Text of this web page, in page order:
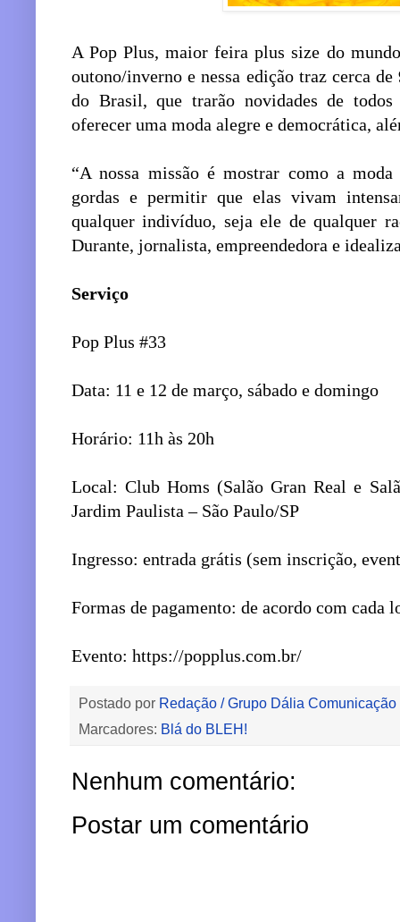
A Pop Plus, maior feira plus size do
outono/inverno e nessa edição traz cerca
do Brasil, que trarão novidades de
oferecer uma moda alegre e democrática,
“A nossa missão é mostrar como a
gordas e permitir que elas vivam
qualquer indivíduo, seja ele de qualquer
Durante, jornalista, empreendedora e
Serviço
Pop Plus #33
Data: 11 e 12 de março, sábado e domingo
Horário: 11h às 20h
Local: Club Homs (Salão Gran Real e
Jardim Paulista – São Paulo/SP
Ingresso: entrada grátis (sem inscrição,
Formas de pagamento: de acordo com cada
Evento: https://popplus.com.br/
Postado por Redação / Grupo Dália Comunicação
Marcadores: Blá do BLEH!
Nenhum comentário:
Postar um comentário